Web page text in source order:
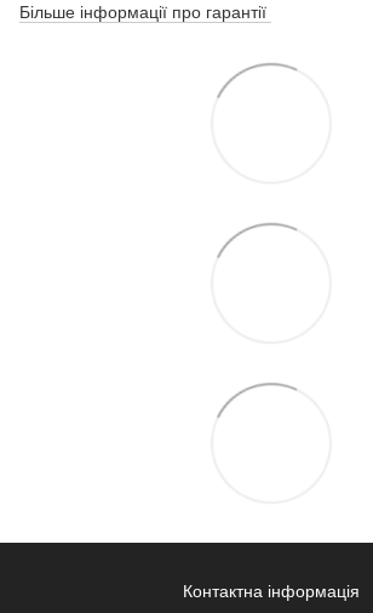
Більше інформації про гарантії
Контактна інформація